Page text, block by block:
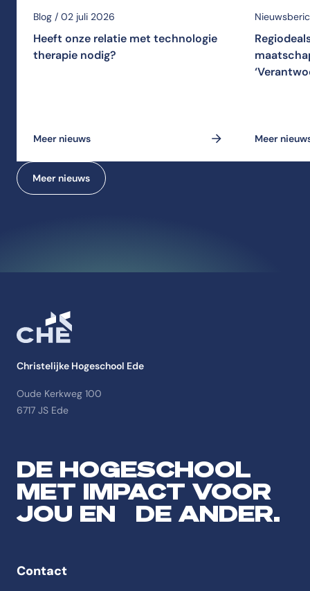
Blog / 02 juli 2026
Heeft onze relatie met technologie
therapie nodig?
Meer nieuws Meer
Meer nieuws
Christelijke Hogeschool Ede
Oude Kerkweg 100
6717 JS Ede
DE HOGESCHOOL
MET IMPACT VOOR
JOU EN DE ANDER.
Contact